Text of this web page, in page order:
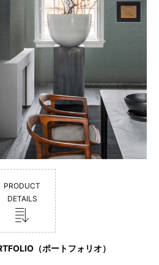
PRODUCT
DETAILS
（ポートフォリオ）